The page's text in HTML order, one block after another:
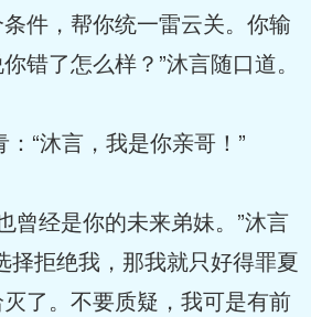
件，帮你统一雷云关。你输
错了怎么样？”沐言随口道。
“沐言，我是你亲哥！”
曾经是你的未来弟妹。”沐言
择拒绝我，那我就只好得罪夏
了。不要质疑，我可是有前